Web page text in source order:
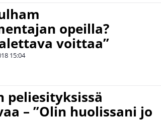
opeilla?
voittaa”
15:04
peliesityksissä
– ”Olin huolissani jo